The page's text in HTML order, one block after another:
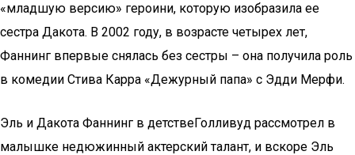
«младшую версию» героини, которую изобразила ее
сестра Дакота. В 2002 году, в возрасте четырех лет,
Фаннинг впервые снялась без сестры – она получила роль
в комедии Стива Карра «Дежурный папа» с Эдди Мерфи.
Эль и Дакота Фаннинг в детствеГолливуд рассмотрел в
малышке недюжинный актерский талант, и вскоре Эль